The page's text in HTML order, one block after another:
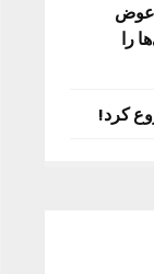
عوض
را
کرد!